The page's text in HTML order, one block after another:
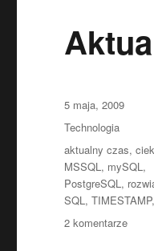
Data
publikacji
5 maja, 2009
Kategorie
Technologia
Tagi
aktualny czas,
MSSQL, mySQL,
PostgreSQL,
SQL,TIMESTAMP
2 komentarzedo